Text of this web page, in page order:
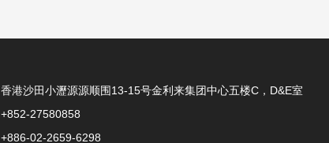
香港沙田小瀝源源顺围13-15号金利来集团中心五楼C，D&E室
+852-27580858
+886-02-2659-6298